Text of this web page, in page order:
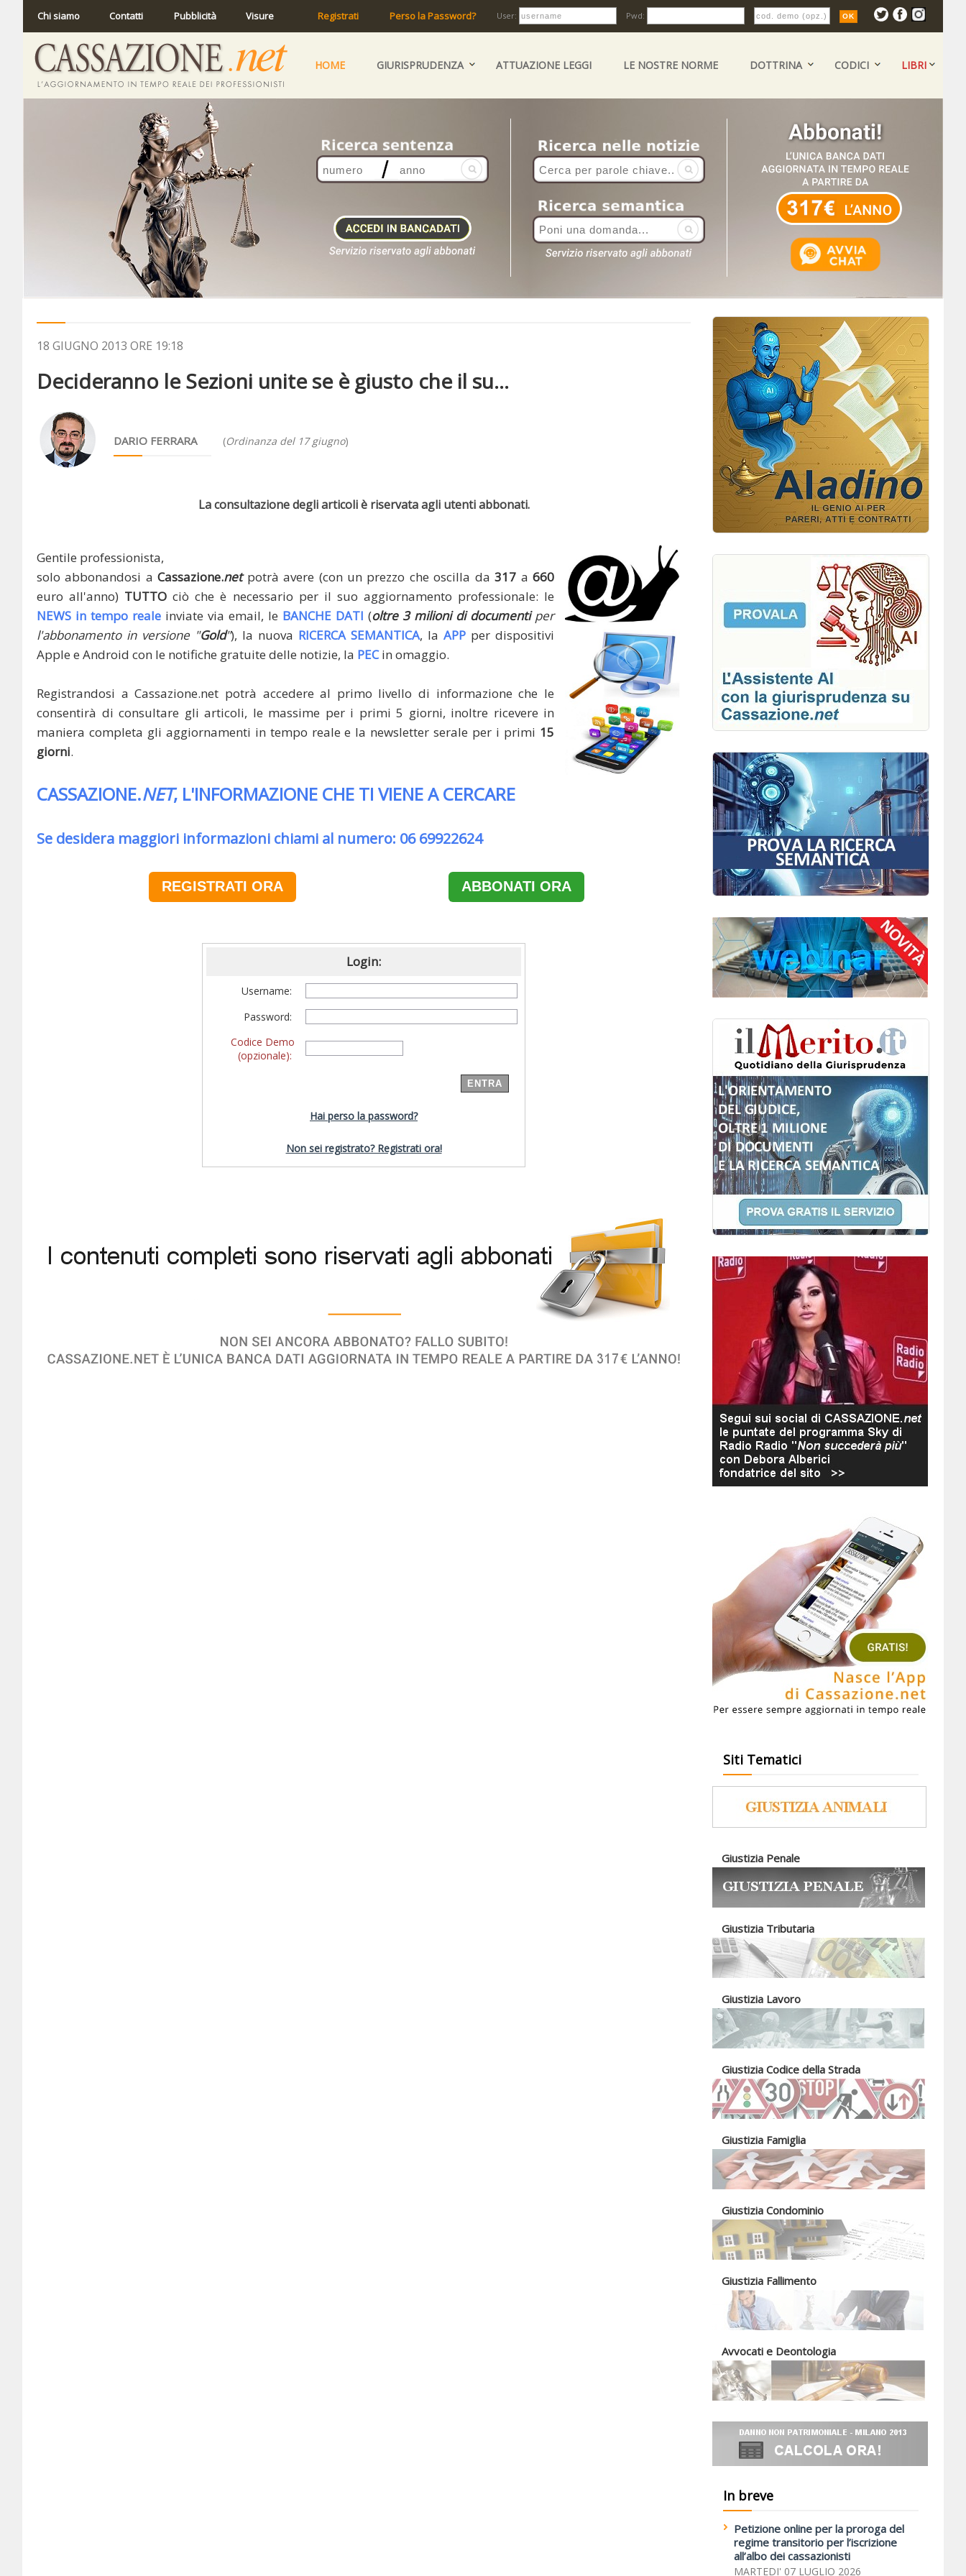
Chi siamo Contatti Pubblicità Visure Registrati Perso la Password? User: Pwd:
HOME GIURISPRUDENZA ATTUAZIONE LEGGI LE NOSTRE NORME DOTTRINA CODICI LIBRI
18 GIUGNO 2013 ORE 19:18
Decideranno le Sezioni unite se è giusto che il su...
DARIO FERRARA (Ordinanza del 17 giugno)
La consultazione degli articoli è riservata agli utenti abbonati.
Gentile professionista,
solo abbonandosi aCassazione.netpotrà avere (con un prezzo che oscilla da317 a660
euro all'anno) TUTTO ciò che è necessario per il suo aggiornamento professionale: le
NEWS in tempo reale inviate via email, le BANCHE DATI (oltre 3 milioni di documentiper
l'abbonamento in versione "Gold"), la nuova RICERCA SEMANTICA, la APP per dispositivi
Apple e Android con le notifiche gratuite delle notizie, la PECin omaggio.
Registrandosi a Cassazione.net potrà accedere al primo livello di informazione che le
consentirà di consultare gli articoli, le massime per i primi 5 giorni, inoltre ricevere in
maniera completa gli aggiornamenti in tempo reale e la newsletter serale per i primi 15
giorni.
CASSAZIONE.NET, L'INFORMAZIONE CHE TI VIENE A CERCARE
Se desidera maggiori informazioni chiami al numero: 06 69922624
REGISTRATI ORA ABBONATI ORA
Login:
Username:
Password:
Codice Demo
(opzionale):
Hai perso la password?
Non sei registrato? Registrati ora!
Siti Tematici
Giustizia Penale
Giustizia Tributaria
Giustizia Lavoro
Giustizia Codice della Strada
Giustizia Famiglia
Giustizia Condominio
Giustizia Fallimento
Avvocati e Deontologia
In breve
Petizione online per la proroga del
regime transitorio per l’iscrizione
all’albo dei cassazionisti
MARTEDI' 07 LUGLIO 2026